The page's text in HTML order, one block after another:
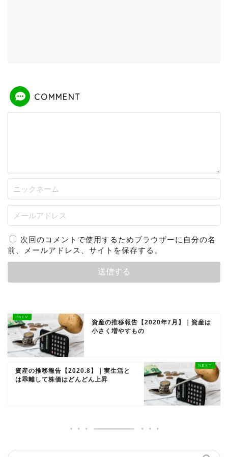
COMMENT
次回のコメントで使用するためブラウザーに自分の名
前、メールアドレス、サイトを保存する。
資産の推移報告【2020年7月】｜資産は
小さく増やすもの
資産の推移報告【2020.8】｜実生活と
は乖離して株価はどんどん上昇